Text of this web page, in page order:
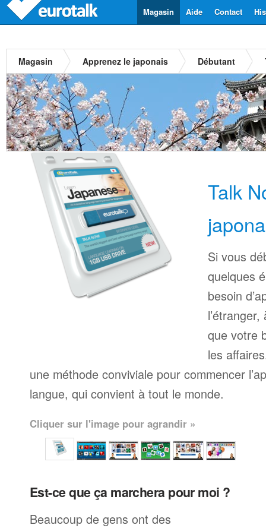
Contact
Aide
Magasin
Magasin Apprenez le japonais Débutant
Talk
Si vous
quelques
besoin
que votre
les
une méthode conviviale pour commencer
langue, qui convient à tout le monde.
Cliquer sur l'image pour agrandir »
Est-ce que ça marchera pour moi ?
Beaucoup de gens ont des